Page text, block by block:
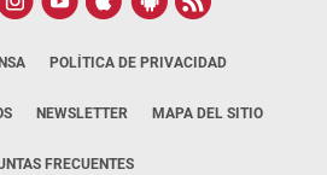
POLÍTICA DE PRIVACIDAD
NEWSLETTER MAPA DEL SITIO
FRECUENTES